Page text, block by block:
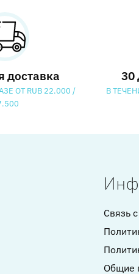
доставка
ОТ RUB 22.000 /
30
В
Связь
Общие